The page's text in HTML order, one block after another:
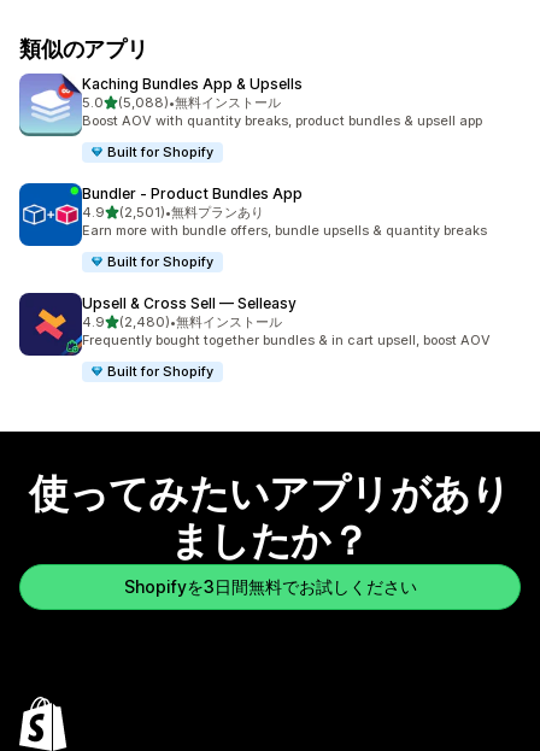
類似のアプリ
Kaching Bundles App & Upsells
5.05つ星中
(5,088)
合計レビュー数：5088件
•無料インストール
Boost AOV with quantity breaks, product bundles & upsell app
Built for Shopify
Bundler ‑ Product Bundles App
4.95つ星中
(2,501)
合計レビュー数：2501件
•無料プランあり
Earn more with bundle offers, bundle upsells & quantity breaks
Built for Shopify
Upsell & Cross Sell — Selleasy
4.95つ星中
(2,480)
合計レビュー数：2480件
•無料インストール
Frequently bought together bundles & in cart upsell, boost AOV
Built for Shopify
使ってみたいアプリがあり
ましたか？
Shopifyを3日間無料でお試しください